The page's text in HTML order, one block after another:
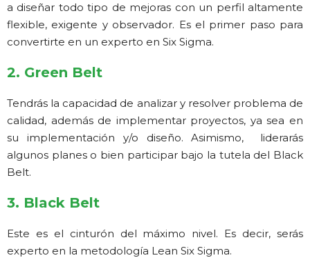
a diseñar todo tipo de mejoras con un perfil altamente
flexible, exigente y observador. Es el primer paso para
convertirte en un experto en Six Sigma.
2. Green Belt
Tendrás la capacidad de analizar y resolver problema de
calidad, además de implementar proyectos, ya sea en
su implementación y/o diseño. Asimismo, liderarás
algunos planes o bien participar bajo la tutela del Black
Belt.
3. Black Belt
Este es el cinturón del máximo nivel. Es decir, serás
experto en la metodología Lean Six Sigma.